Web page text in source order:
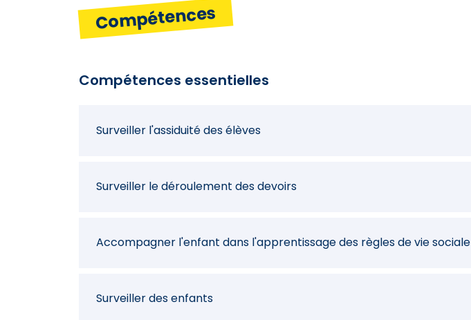
Compétences
Compétences essentielles
Surveiller l'assiduité des élèves
Surveiller le déroulement des devoirs
Accompagner l'enfant dans l'apprentissage des règles de vie sociale
Surveiller des enfants